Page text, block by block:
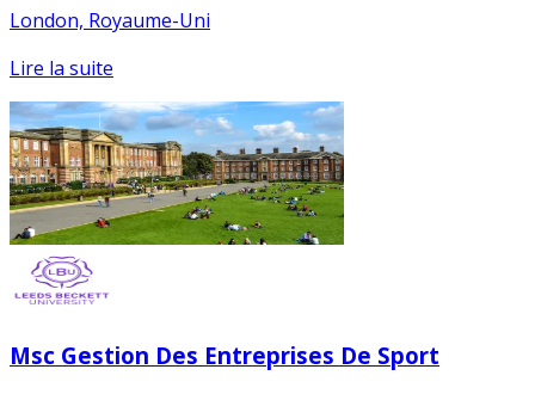
London, Royaume-Uni
Lire la suite
Msc Gestion Des Entreprises De Sport